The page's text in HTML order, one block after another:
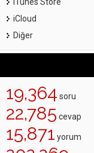
iCloud
Diğer
19,364 soru
22,785 cevap
15,871 yorum